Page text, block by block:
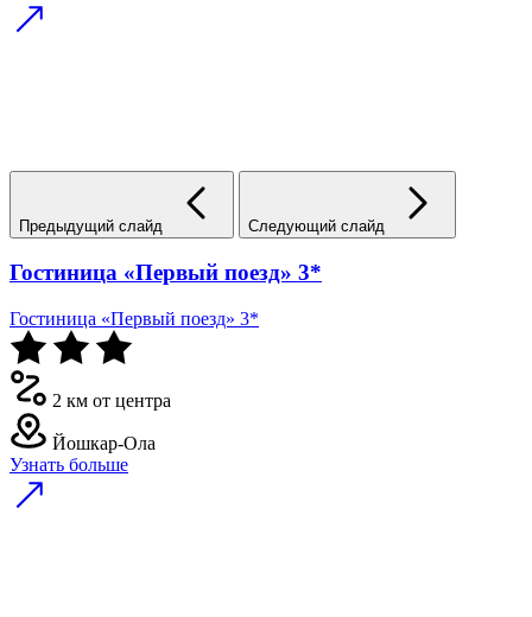
Предыдущий слайд Следующий слайд
Гостиница «Первый поезд» 3*
Гостиница «Первый поезд» 3*
2 км от центра
Йошкар-Ола
Узнать больше